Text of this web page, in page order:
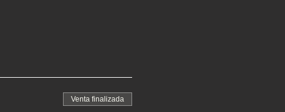
Venta finalizada